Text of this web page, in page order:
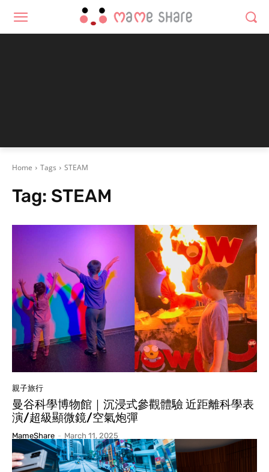
Home Tags STEAM
Tag: STEAM
親子旅行
曼谷科學博物館｜沉浸式參觀體驗 近距離科學表
演/超級顯微鏡/空氣炮彈
MameShare - March 11, 2025